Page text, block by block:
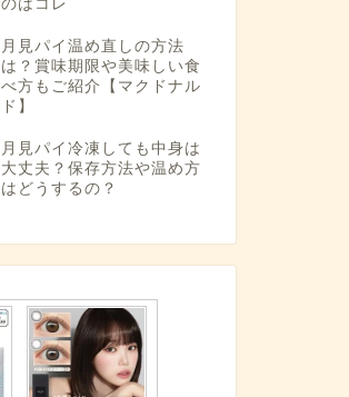
のはコレ
月見パイ温め直しの方法
は？賞味期限や美味しい食
べ方もご紹介【マクドナル
ド】
月見パイ冷凍しても中身は
大丈夫？保存方法や温め方
はどうするの？